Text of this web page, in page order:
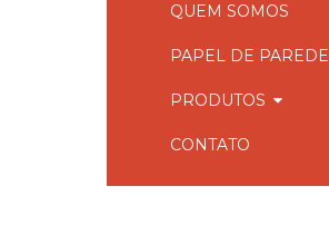
QUEM SOMOS
PAPEL DE PAREDE
PRODUTOS
CONTATO